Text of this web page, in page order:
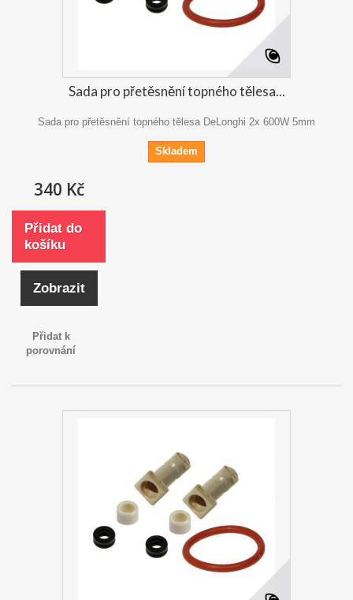
Sada pro přetěsnění topného tělesa...
Sada pro přetěsnění topného tělesa DeLonghi 2x 600W 5mm
Skladem
340 Kč
Přidat do
košíku
Zobrazit
Přidat k
porovnání